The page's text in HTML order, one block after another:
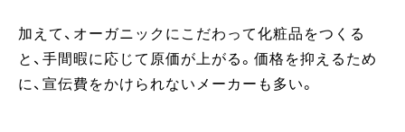
加えて、オーガニックにこだわって化粧品をつくる
と、手間暇に応じて原価が上がる。価格を抑えるため
に、宣伝費をかけられないメーカーも多い。